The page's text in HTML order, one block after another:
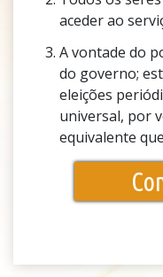
aceder ao
A vontade do
do governo;
eleições
universal, por
equivalente